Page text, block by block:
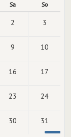
Sa So
2 3
9 10
16 17
23 24
30 31